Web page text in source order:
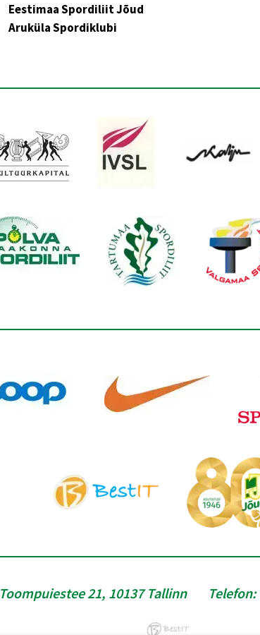
Eestimaa Spordiliit Jõud
Aruküla Spordiklubi
Toompuiestee 21, 10137 Tallinn Telefon: